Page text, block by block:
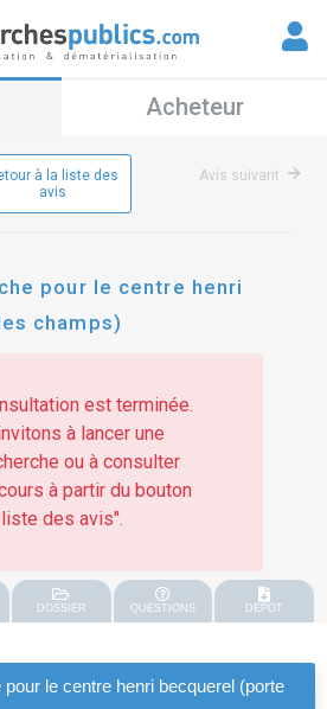
Acheteur
à la liste des
avis
Avis suivant
pour le centre henri
champs)
est terminée.
à lancer une
ou à consulter
à partir du bouton
des avis".
DOSSIER QUESTIONS DEPOT
le centre henri becquerel (porte